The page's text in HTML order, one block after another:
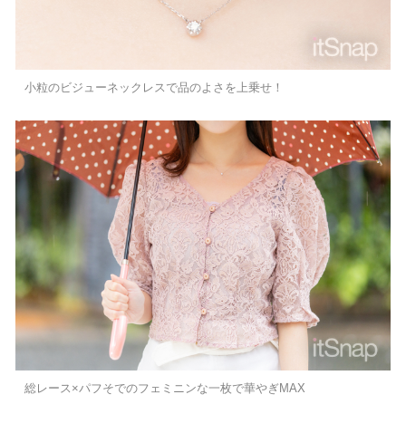
小粒のビジューネックレスで品のよさを上乗せ！
総レース×パフそでのフェミニンな一枚で華やぎMAX